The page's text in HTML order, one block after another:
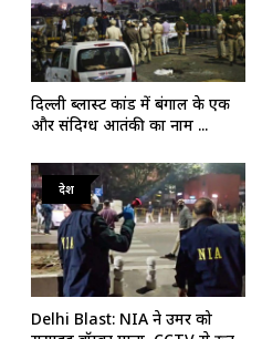
दिल्ली ब्लास्ट कांड में बंगाल के एक
और संदिग्ध आतंकी का नाम ...
देश
Delhi Blast: NIA ने उमर को